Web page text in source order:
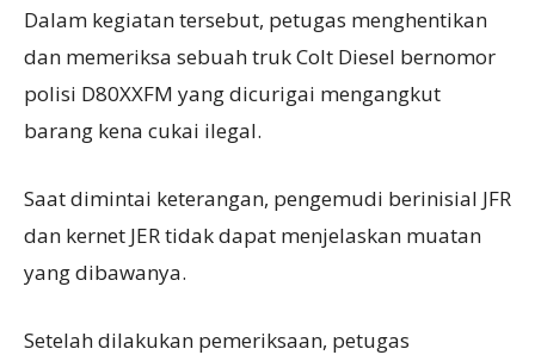
Dalam kegiatan tersebut, petugas menghentikan
dan memeriksa sebuah truk Colt Diesel bernomor
polisi D80XXFM yang dicurigai mengangkut
barang kena cukai ilegal.
Saat dimintai keterangan, pengemudi berinisial JFR
dan kernet JER tidak dapat menjelaskan muatan
yang dibawanya.
Setelah dilakukan pemeriksaan, petugas